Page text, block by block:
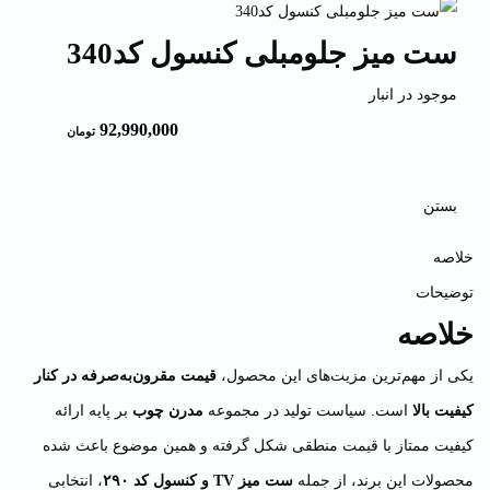
ست میز جلومبلی کنسول کد340
موجود در انبار
92,990,000 تومان
بستن
خلاصه
توضیحات
خلاصه
یکی از مهم‌ترین مزیت‌های این محصول، قیمت مقرون‌به‌صرفه در کنار
کیفیت بالا است. سیاست تولید در مجموعه مدرن چوب بر پایه ارائه
کیفیت ممتاز با قیمت منطقی شکل گرفته و همین موضوع باعث شده
محصولات این برند، از جمله ست میز TV و کنسول کد ۲۹۰ ، انتخابی